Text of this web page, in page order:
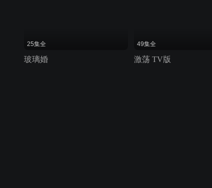
25集全
玻璃婚
49集全
激荡 TV版